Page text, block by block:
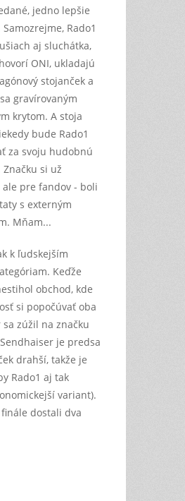
jedno lepšie
Rado1
aj sluchátka,
ONI, ukladajú
stojanček a
gravírovaným
krytom. A stoja
bude Rado1
za svoju hudobnú
si už
ale pre fandov - boli
s externým
Mňam...
k ľudskejším
Keďže
obchod, kde
si popočúvať oba
sa zúžil na značku
je predsa
drahší, takže je
Rado1 aj tak
variant).
dostali dva